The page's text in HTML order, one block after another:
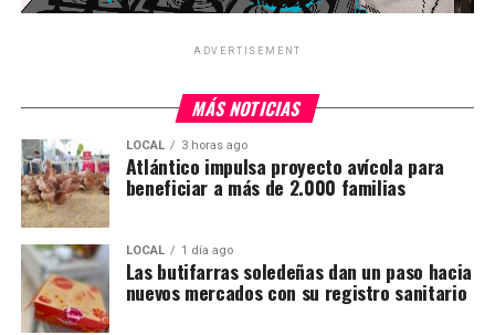
ADVERTISEMENT
MÁS NOTICIAS
LOCAL 3 horas ago
Atlántico impulsa proyecto avícola para
beneficiar a más de 2.000 familias
LOCAL 1 día ago
Las butifarras soledeñas dan un paso hacia
nuevos mercados con su registro sanitario